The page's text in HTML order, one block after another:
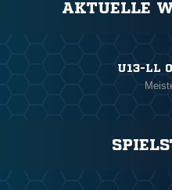
AKTUELLE
U13-LL